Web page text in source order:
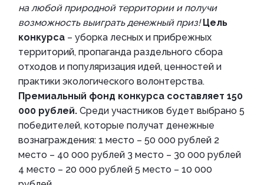
на любой природной территории и получи
возможность выиграть денежный приз! Цель
конкурса – уборка лесных и прибрежных
территорий, пропаганда раздельного сбора
отходов и популяризация идей, ценностей и
практики экологического волонтерства.
Премиальный фонд конкурса составляет 150
000 рублей. Среди участников будет выбрано 5
победителей, которые получат денежные
вознаграждения: 1 место – 50 000 рублей 2
место – 40 000 рублей 3 место – 30 000 рублей
4 место – 20 000 рублей 5 место – 10 000